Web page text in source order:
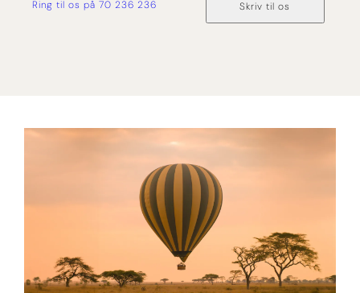
Ring til os på 70 236 236 Skriv til os